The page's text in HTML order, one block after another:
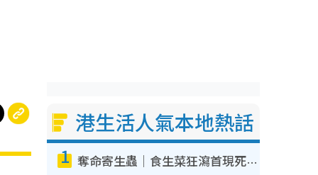
港生活人氣本地熱話
1 奪命寄生蟲｜食生菜狂瀉首現死者！疫潮惡化錄1.8萬宗病例 揭洗菜3大謬誤